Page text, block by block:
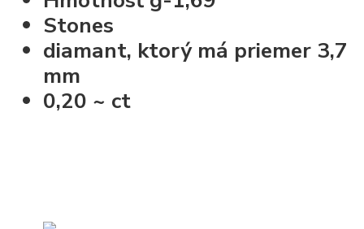
Stones
diamant, ktorý má priemer 3,7
mm
0,20 ~ ct